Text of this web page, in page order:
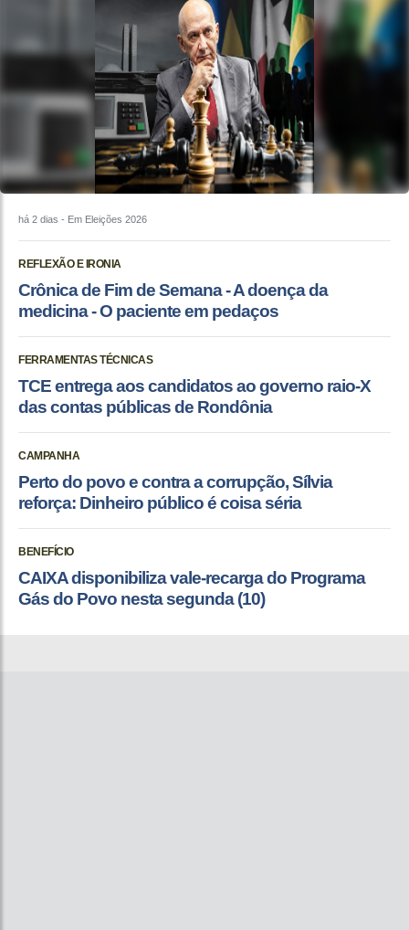
há 2 dias - Em Eleições 2026
REFLEXÃO E IRONIA
Crônica de Fim de Semana - A doença da
medicina - O paciente em pedaços
FERRAMENTAS TÉCNICAS
TCE entrega aos candidatos ao governo raio-X
das contas públicas de Rondônia
CAMPANHA
Perto do povo e contra a corrupção, Sílvia
reforça: Dinheiro público é coisa séria
BENEFÍCIO
CAIXA disponibiliza vale-recarga do Programa
Gás do Povo nesta segunda (10)